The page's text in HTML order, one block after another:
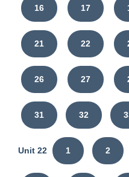
16 17
21 22
26 27
31 32
Unit 22 1 2